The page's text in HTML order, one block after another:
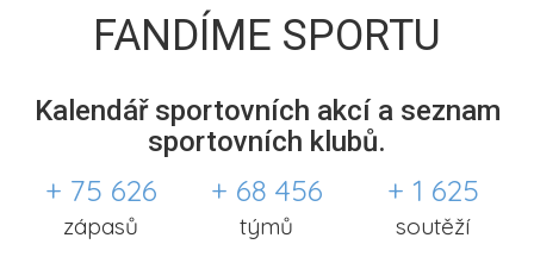
FANDÍME SPORTU
Kalendář sportovních akcí a seznam
sportovních klubů.
+ 75 626
zápasů
+ 68 456
týmů
+ 1 625
soutěží